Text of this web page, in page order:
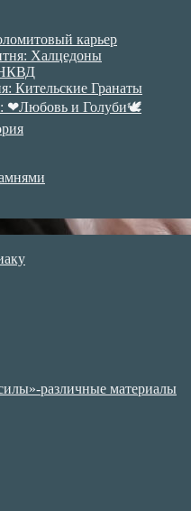
карьер
Халцедоны
НКВД
Кительские Гранаты
❤Любовь и Голуби🕊
различные материалы